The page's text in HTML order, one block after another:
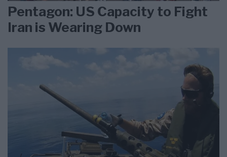
Pentagon: US Capacity to Fight
Iran is Wearing Down